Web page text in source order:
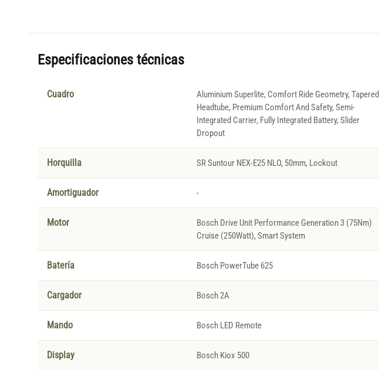
Especificaciones técnicas
Cuadro
Aluminium Superlite, Comfort Ride Geometry, Tapered
Headtube, Premium Comfort And Safety, Semi-
Integrated Carrier, Fully Integrated Battery, Slider
Dropout
Horquilla SR Suntour NEX-E25 NLO, 50mm, Lockout
Amortiguador -
Motor
Bosch Drive Unit Performance Generation 3 (75Nm)
Cruise (250Watt), Smart System
Batería Bosch PowerTube 625
Cargador Bosch 2A
Mando Bosch LED Remote
Display Bosch Kiox 500